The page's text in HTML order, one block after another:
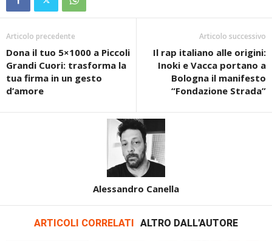
Articolo precedente
Dona il tuo 5×1000 a Piccoli
Grandi Cuori: trasforma la
tua firma in un gesto
d’amore
Articolo successivo
Il rap italiano alle origini:
Inoki e Vacca portano a
Bologna il manifesto
“Fondazione Strada”
Alessandro Canella
ARTICOLI CORRELATI ALTRO DALL'AUTORE